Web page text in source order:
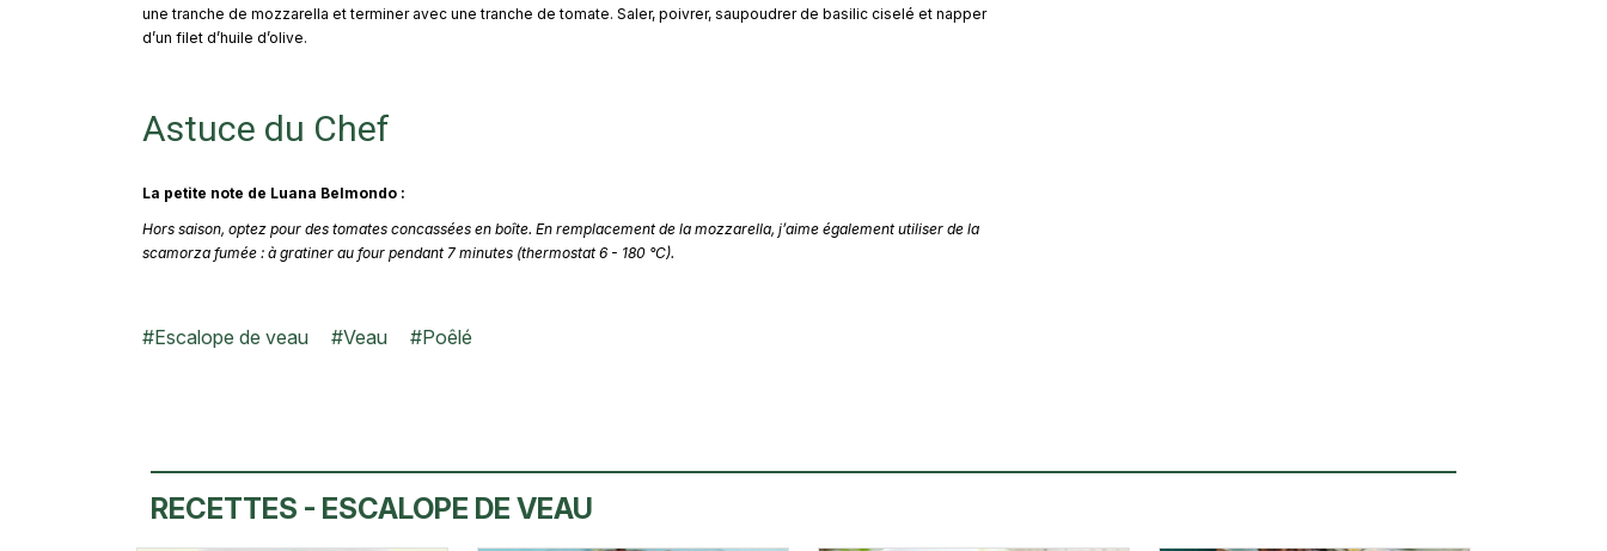
une tranche de mozzarella et terminer avec une tranche de tomate. Saler, poivrer, saupoudrer de basilic ciselé et napper
d’un filet d’huile d’olive.
Astuce du Chef
La petite note de Luana Belmondo :
Hors saison, optez pour des tomates concassées en boîte. En remplacement de la mozzarella, j’aime également utiliser de la
scamorza fumée : à gratiner au four pendant 7 minutes (thermostat 6 - 180 °C).
#Escalope de veau #Veau #Poêlé
RECETTES - ESCALOPE DE VEAU